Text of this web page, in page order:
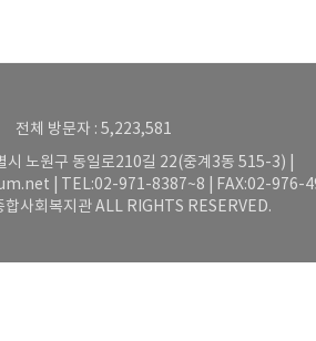
체 방문자 : 5,223,581
노원구 동일로210길 22(중계3동 515-3) |
| TEL:02-971-8387~8 | FAX:02-976-
사회복지관 ALL RIGHTS RESERVED.